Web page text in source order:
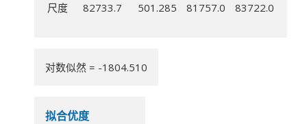
尺度
82733.7 501.285 81757.0 83722.0
对数似然 = -1804.510
拟合优度